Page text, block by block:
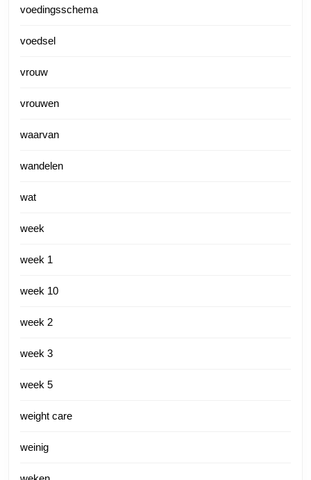
voedingsschema
voedsel
vrouw
vrouwen
waarvan
wandelen
wat
week
week 1
week 10
week 2
week 3
week 5
weight care
weinig